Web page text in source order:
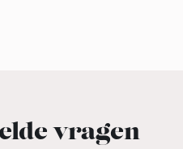
vragen